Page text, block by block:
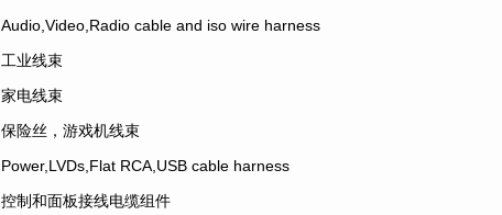
cable and iso wire harness
业线束
电线束
险丝，游戏机线束
RCA,USB cable harness
制和面板接线电缆组件